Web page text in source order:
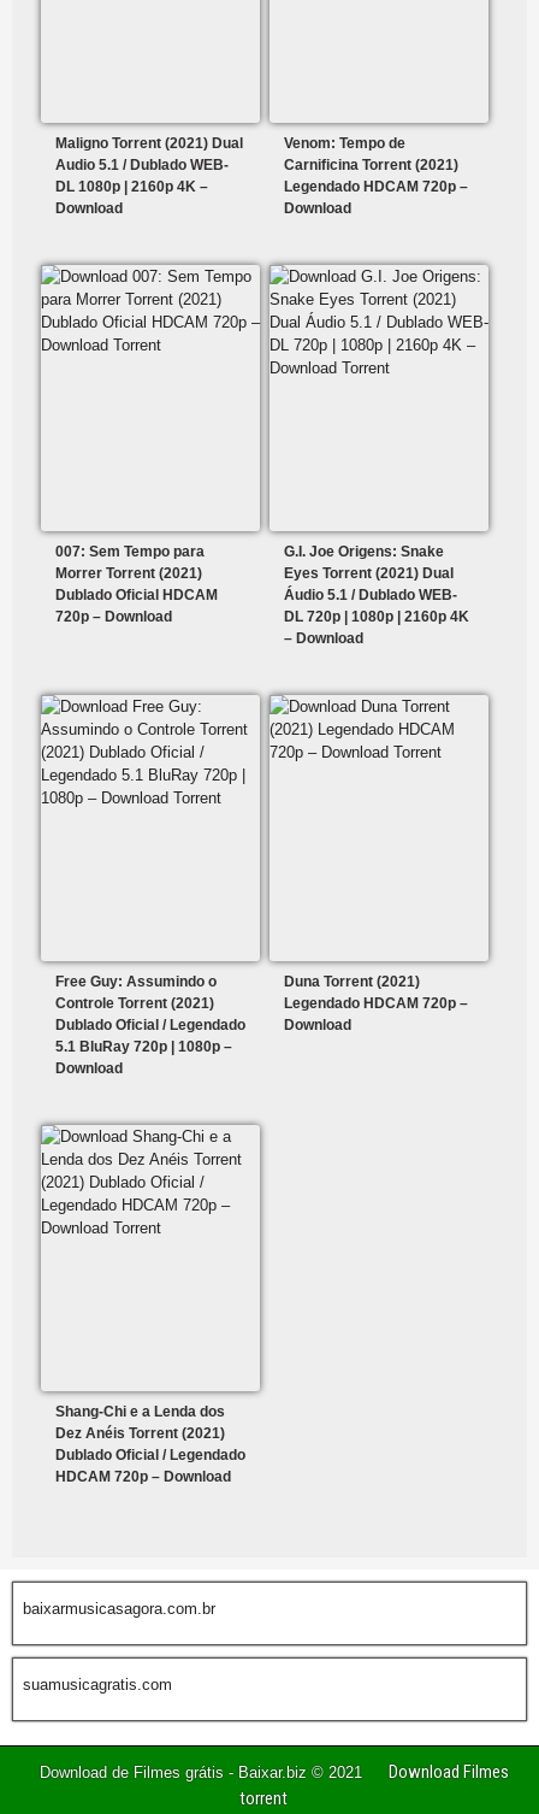
Maligno Torrent (2021) Dual
Audio 5.1 / Dublado WEB-
DL 1080p | 2160p 4K –
Download
Venom: Tempo de
Carnificina Torrent (2021)
Legendado HDCAM 720p –
Download
007: Sem Tempo para
Morrer Torrent (2021)
Dublado Oficial HDCAM
720p – Download
G.I. Joe Origens: Snake
Eyes Torrent (2021) Dual
Áudio 5.1 / Dublado WEB-
DL 720p | 1080p | 2160p 4K
– Download
Free Guy: Assumindo o
Controle Torrent (2021)
Dublado Oficial / Legendado
5.1 BluRay 720p | 1080p –
Download
Duna Torrent (2021)
Legendado HDCAM 720p –
Download
Shang-Chi e a Lenda dos
Dez Anéis Torrent (2021)
Dublado Oficial / Legendado
HDCAM 720p – Download
baixarmusicasagora.com.br
suamusicagratis.com
Download de Filmes grátis - Baixar.biz © 2021
Download Filmes
torrent